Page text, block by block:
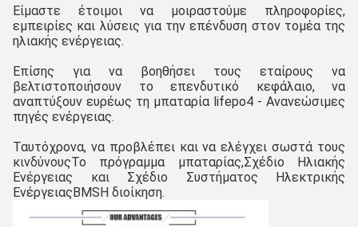
Είμαστε έτοιμοι να μοιραστούμε πληροφορίες,
εμπειρίες και λύσεις για την επένδυση στον τομέα της
ηλιακής ενέργειας.
Επίσης για να βοηθήσει τους εταίρους να
βελτιστοποιήσουν το επενδυτικό κεφάλαιο, να
αναπτύξουν ευρέως τη μπαταρία lifepo4 - Ανανεώσιμες
πηγές ενέργειας.
Ταυτόχρονα, να προβλέπει και να ελέγχει σωστά τους
κινδύνουςΤο πρόγραμμα μπαταρίας,Σχέδιο Ηλιακής
Ενέργειας και Σχέδιο Συστήματος Ηλεκτρικής
ΕνέργειαςBMSΗ διοίκηση.